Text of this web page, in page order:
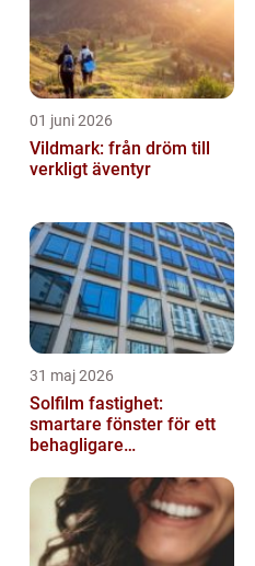
01 juni 2026
Vildmark: från dröm till
verkligt äventyr
31 maj 2026
Solfilm fastighet:
smartare fönster för ett
behagligare